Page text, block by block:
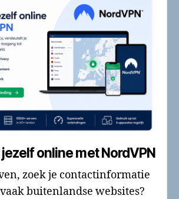
online met NordVPN
zoek je contactinformatie
buitenlandse websites?